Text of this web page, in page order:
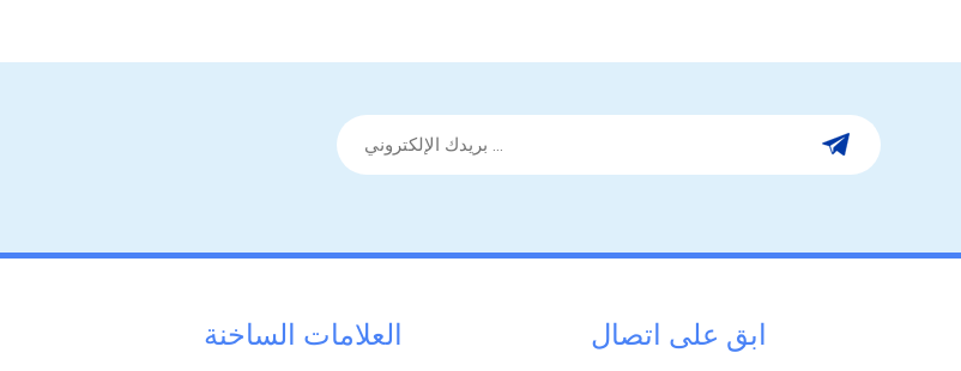
العلامات الساخنة ابق على اتصال